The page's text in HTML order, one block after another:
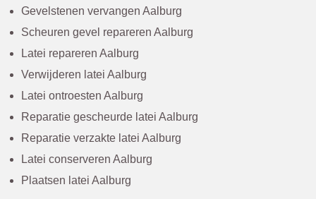
Gevelstenen vervangen Aalburg
Scheuren gevel repareren Aalburg
Latei repareren Aalburg
Verwijderen latei Aalburg
Latei ontroesten Aalburg
Reparatie gescheurde latei Aalburg
Reparatie verzakte latei Aalburg
Latei conserveren Aalburg
Plaatsen latei Aalburg